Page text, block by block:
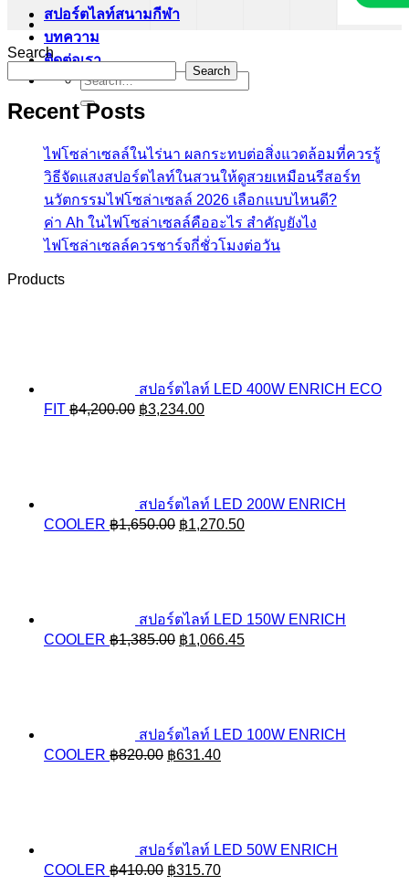
สปอร์ตไลท์สนามกีฬา
บทความ
ติดต่อเรา
Search
for:
Search
Search
Recent Posts
ไฟโซล่าเซลล์ในไร่นา ผลกระทบต่อสิ่งแวดล้อมที่ควรรู้
วิธีจัดแสงสปอร์ตไลท์ในสวนให้ดูสวยเหมือนรีสอร์ท
นวัตกรรมไฟโซล่าเซลล์ 2026 เลือกแบบไหนดี?
ค่า Ah ในไฟโซล่าเซลล์คืออะไร สำคัญยังไง
ไฟโซล่าเซลล์ควรชาร์จกี่ชั่วโมงต่อวัน
Products
สปอร์ตไลท์ LED 400W ENRICH ECO
FIT ฿4,200.00 Original
฿3,234.00Current
สปอร์ตไลท์ LED 200W ENRICH
COOLER ฿1,650.00 Original
฿1,270.50Current
สปอร์ตไลท์ LED 150W ENRICH
COOLER ฿1,385.00 Original
฿1,066.45Current
สปอร์ตไลท์ LED 100W ENRICH
COOLER ฿820.00 Original
฿631.40Current
สปอร์ตไลท์ LED 50W ENRICH
COOLER ฿410.00 Original
฿315.70Current